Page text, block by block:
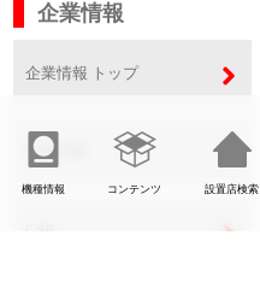
機種情報 コンテンツ 設置店検索
企業情報
企業情報 トップ
事業内容